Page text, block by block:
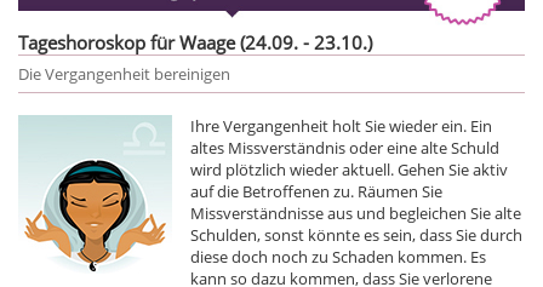
Tageshoroskop für Waage (24.09. - 23.10.)
Die Vergangenheit bereinigen
Ihre Vergangenheit holt Sie wieder ein. Ein
altes Missverständnis oder eine alte Schuld
wird plötzlich wieder aktuell. Gehen Sie aktiv
auf die Betroffenen zu. Räumen Sie
Missverständnisse aus und begleichen Sie alte
Schulden, sonst könnte es sein, dass Sie durch
diese doch noch zu Schaden kommen. Es
kann so dazu kommen, dass Sie verlorene